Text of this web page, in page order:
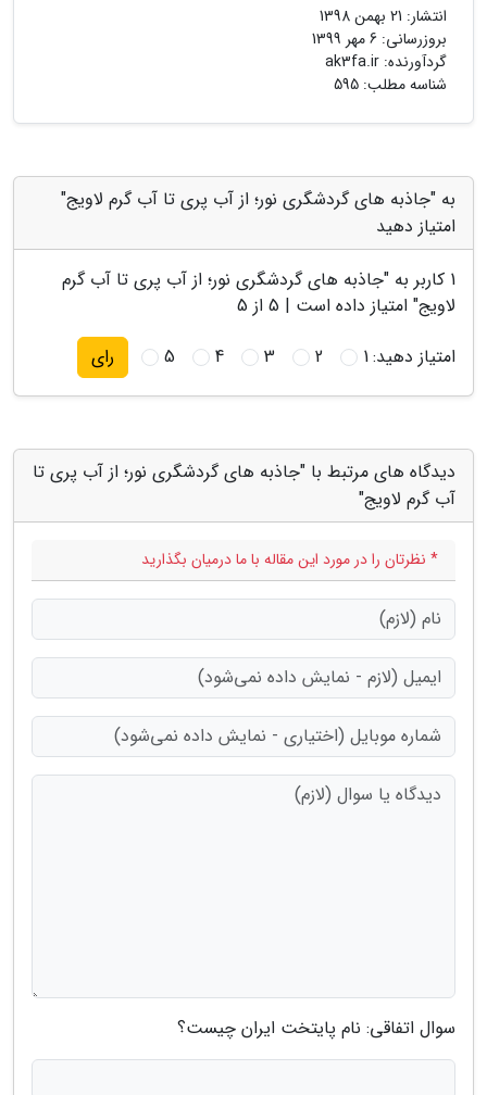
انتشار: 21 بهمن 1398
بروزرسانی: 6 مهر 1399
گردآورنده: ak3fa.ir
شناسه مطلب: 595
به "جاذبه های گردشگری نور؛ از آب پری تا آب گرم لاویج"
امتیاز دهید
1 کاربر به "جاذبه های گردشگری نور؛ از آب پری تا آب گرم
لاویج" امتیاز داده است | 5 از 5
امتیاز دهید:1
2
3
4
5 رای
دیدگاه های مرتبط با "جاذبه های گردشگری نور؛ از آب پری تا
آب گرم لاویج"
* نظرتان را در مورد این مقاله با ما درمیان بگذارید
سوال اتفاقی: نام پایتخت ایران چیست؟